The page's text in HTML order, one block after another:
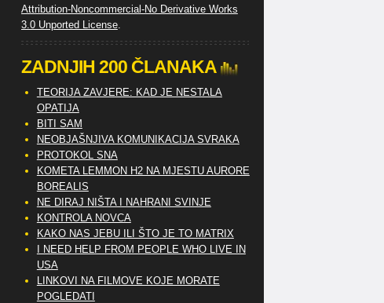
Attribution-Noncommercial-No Derivative Works
3.0 Unported License.
ZADNJIH 200 ČLANAKA
TEORIJA ZAVJERE: KAD JE NESTALA
OPATIJA
BITI SAM
NEOBJAŠNJIVA KOMUNIKACIJA SVRAKA
PROTOKOL SNA
KOMETA LEMMON H2 NA MJESTU AURORE
BOREALIS
NE DIRAJ NIŠTA I NAHRANI SVINJE
KONTROLA NOVCA
KAKO NAS JEBU ILI ŠTO JE TO MATRIX
I NEED HELP FROM PEOPLE WHO LIVE IN
USA
LINKOVI NA FILMOVE KOJE MORATE
POGLEDATI